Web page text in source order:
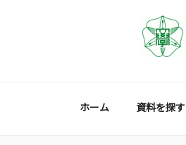
ホーム 資料を探す